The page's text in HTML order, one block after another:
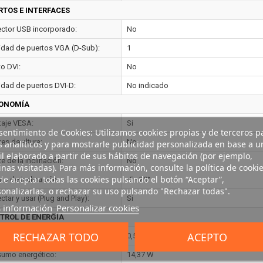
E INTERFACES
USB incorporado: No
de puertos VGA (D-Sub): 1
DVI: No
de puertos DVI-D: No indicado
VESA: Si
de altura: No
de la inclinación: No
de inclinación: -5 - 20°
y usar (Plug and Play): Si
DE ENERGÍA
de energía (inactivo): 0,5 W
energético: 14,37 W
de Cookies: Utilizamos cookies propias y de terceros
analíticos y para mostrarle publicidad personalizada en base a
elaborado a partir de sus hábitos de navegación (por ejemplo,
visitadas). Para más información, consulte la política de
aceptar todas las cookies pulsando el botón “Aceptar”,
o rechazar su uso pulsando "Rechazar todas".
información Personalizar cookies
RECHAZAR TODO ACEPTO